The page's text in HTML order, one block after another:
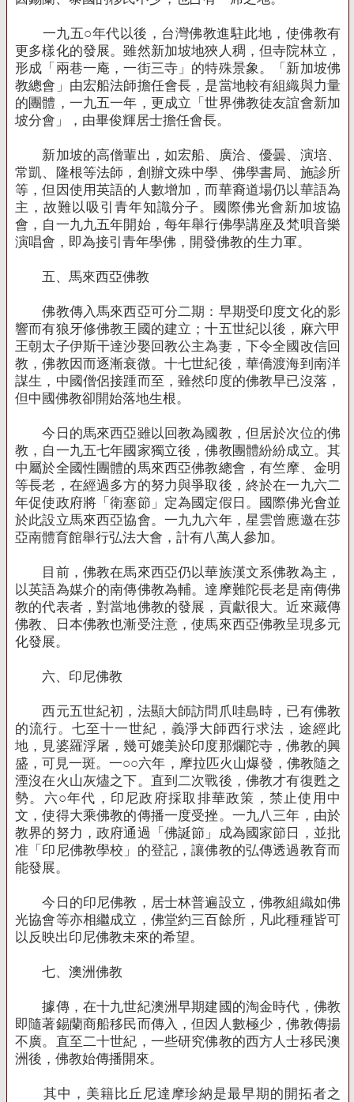
一九五○年代以後，台灣佛教進駐此地，使佛教有
更多樣化的發展。雖然新加坡地狹人稠，但寺院林立，
形成「兩巷一庵，一街三寺」的特殊景象。「新加坡佛
教總會」由宏船法師擔任會長，是當地較有組織與力量
的團體，一九五一年，更成立「世界佛教徒友誼會新加
坡分會」，由畢俊輝居士擔任會長。
新加坡的高僧輩出，如宏船、廣洽、優曇、演培、
常凱、隆根等法師，創辦文殊中學、佛學書局、施診所
等，但因使用英語的人數增加，而華裔道場仍以華語為
主，故難以吸引青年知識分子。國際佛光會新加坡協
會，自一九九五年開始，每年舉行佛學講座及梵唄音樂
演唱會，即為接引青年學佛，開發佛教的生力軍。
五、馬來西亞佛教
佛教傳入馬來西亞可分二期：早期受印度文化的影
響而有狼牙修佛教王國的建立；十五世紀以後，麻六甲
王朝太子伊斯干達沙娶回教公主為妻，下令全國改信回
教，佛教因而逐漸衰微。十七世紀後，華僑渡海到南洋
謀生，中國僧侶接踵而至，雖然印度的佛教早已沒落，
但中國佛教卻開始落地生根。
今日的馬來西亞雖以回教為國教，但居於次位的佛
教，自一九五七年國家獨立後，佛教團體紛紛成立。其
中屬於全國性團體的馬來西亞佛教總會，有竺摩、金明
等長老，在經過多方的努力與爭取後，終於在一九六二
年促使政府將「衛塞節」定為國定假日。國際佛光會並
於此設立馬來西亞協會。一九九六年，星雲曾應邀在莎
亞南體育館舉行弘法大會，計有八萬人參加。
目前，佛教在馬來西亞仍以華族漢文系佛教為主，
以英語為媒介的南傳佛教為輔。達摩難陀長老是南傳佛
教的代表者，對當地佛教的發展，貢獻很大。近來藏傳
佛教、日本佛教也漸受注意，使馬來西亞佛教呈現多元
化發展。
六、印尼佛教
西元五世紀初，法顯大師訪問爪哇島時，已有佛教
的流行。七至十一世紀，義淨大師西行求法，途經此
地，見婆羅浮屠，幾可媲美於印度那爛陀寺，佛教的興
盛，可見一斑。一○○六年，摩拉匹火山爆發，佛教隨之
湮沒在火山灰燼之下。直到二次戰後，佛教才有復甦之
勢。六○年代，印尼政府採取排華政策，禁止使用中
文，使得大乘佛教的傳播一度受挫。一九八三年，由於
教界的努力，政府通過「佛誕節」成為國家節日，並批
准「印尼佛教學校」的登記，讓佛教的弘傳透過教育而
能發展。
今日的印尼佛教，居士林普遍設立，佛教組織如佛
光協會等亦相繼成立，佛堂約三百餘所，凡此種種皆可
以反映出印尼佛教未來的希望。
七、澳洲佛教
據傳，在十九世紀澳洲早期建國的淘金時代，佛教
即隨著錫蘭商船移民而傳入，但因人數極少，佛教傳揚
不廣。直至二十世紀，一些研究佛教的西方人士移民澳
洲後，佛教始傳播開來。
其中，美籍比丘尼達摩珍納是最早期的開拓者之